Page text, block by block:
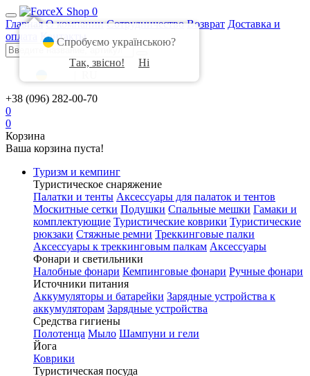
0
Главная О компании Сотрудничество Возврат Доставка и
оплата
Контакты
+38 (096) 282-00-70
0
0
Корзина
Ваша корзина пуста!
Туризм и кемпинг
Туристическое снаряжение
Палатки и тенты Аксессуары для палаток и тентов
Москитные сетки Подушки Спальные мешки Гамаки и
комплектующие Туристические коврики Туристические
рюкзаки Стяжные ремни Треккинговые палки
Аксессуары к треккинговым палкам Аксессуары
Фонари и светильники
Налобные фонари Кемпинговые фонари Ручные фонари
Источники питания
Аккумуляторы и батарейки Зарядные устройства к
аккумуляторам Зарядные устройства
Средства гигиены
Полотенца Мыло Шампуни и гели
Йога
Коврики
Туристическая посуда
Спробуємо українською?
Так, звісно!
Ні